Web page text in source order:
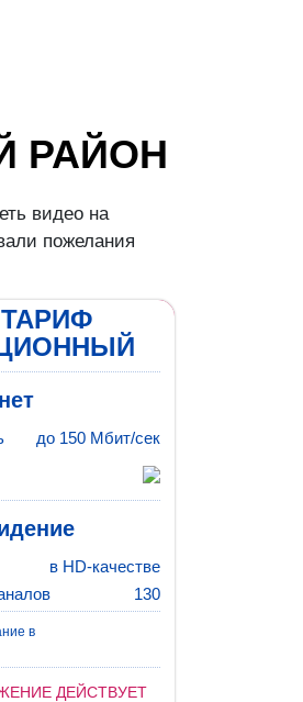
РАЙОН
видео на
пожелания
ТАРИФ
до 150 Мбит/сек
в HD-качестве
130
в
ДЕЙСТВУЕТ